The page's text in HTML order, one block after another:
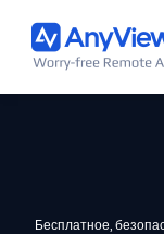
Бесплатное,